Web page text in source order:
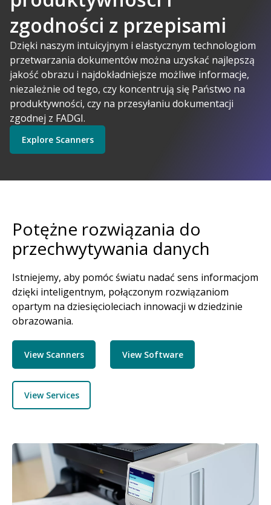
zgodności z przepisami
Dzięki naszym intuicyjnym i elastycznym technologiom
przetwarzania dokumentów można uzyskać najlepszą
jakość obrazu i najdokładniejsze możliwe informacje,
niezależnie od tego, czy koncentrują się Państwo na
produktywności, czy na przesyłaniu dokumentacji
zgodnej z FADGI.
Explore Scanners
A-Powered
Get Started
Kodak Alaris ma sens
Explore Software Explore Scanners
Explore Services
Potężne rozwiązania do
przechwytywania danych
Istniejemy, aby pomóc światu nadać sens informacjom
dzięki inteligentnym, połączonym rozwiązaniom
opartym na dziesięcioleciach innowacji w dziedzinie
obrazowania.
View Scanners View Software
View Services
Obraz